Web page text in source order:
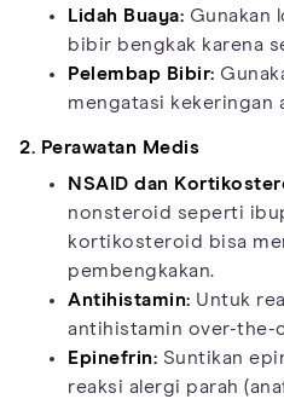
Lidah Buaya: Gunakan
bibir bengkak karena
Pelembap Bibir:
mengatasi kekeringan
2. Perawatan Medis
NSAID dan
nonsteroid seperti
kortikosteroid bisa
pembengkakan.
Antihistamin: Untuk
antihistamin over-the-
Epinefrin: Suntikan
reaksi alergi parah